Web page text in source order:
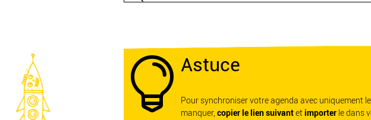
 Astuce
Pour synchroniser votre agenda avec uniquement
manquer, copier le lien suivantet importer le dans